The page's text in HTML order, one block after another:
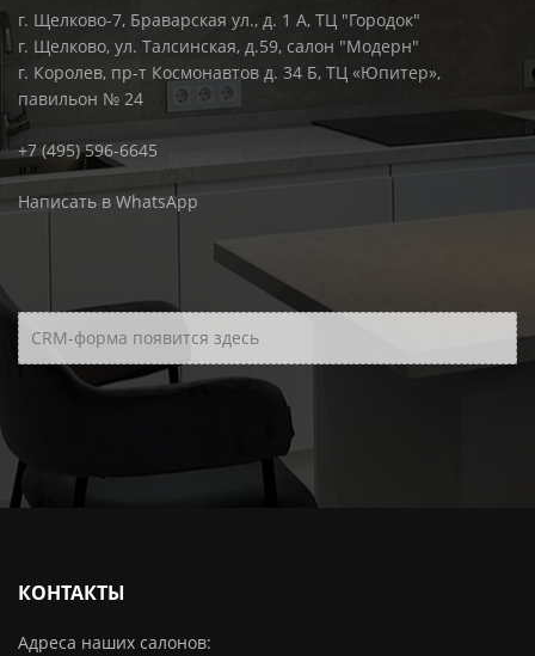
г. Щелково-7, Браварская ул., д. 1 А, ТЦ "Городок"
г. Щелково, ул. Талсинская, д.59, салон "Модерн"
г. Королев, пр-т Космонавтов д. 34 Б, ТЦ «Юпитер»,
павильон № 24
+7 (495) 596-6645
Написать в WhatsApp
CRM-форма появится здесь
КОНТАКТЫ
Адреса наших салонов: